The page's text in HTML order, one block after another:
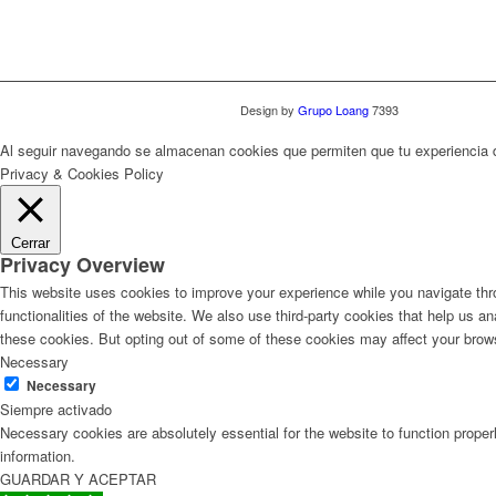
Design by Grupo Loang7393
Al seguir navegando se almacenan cookies que permiten que tu
Privacy & Cookies Policy
Cerrar
Privacy Overview
This website uses cookies to improve your experience while you navigate
functionalities of the website. We also use third-party cookies that help us
these cookies. But opting out of some of these cookies may affect your
Necessary
Necessary
Siempre activado
Necessary cookies are absolutely essential for the website to function
information.
GUARDAR Y ACEPTAR